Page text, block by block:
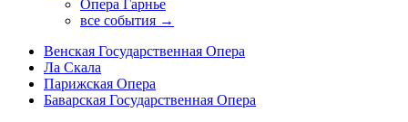
Опера Гарнье
все события →
Венская Государственная Опера
Ла Скала
Парижская Опера
Баварская Государственная Опера